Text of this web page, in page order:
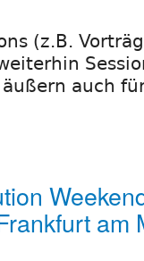
(z.B.
auch
am